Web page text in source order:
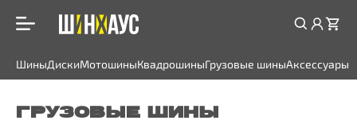
ШиныДискиМотошиныКвадрошиныГрузовые шиныАксессуары
ГРУЗОВЫЕ ШИНЫ